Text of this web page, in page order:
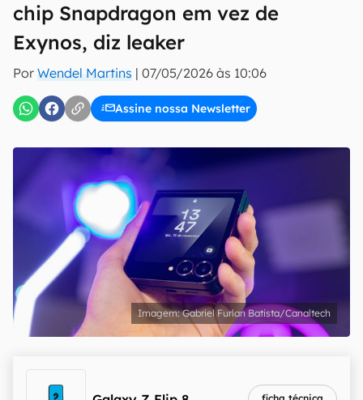
chip Snapdragon em vez de
Exynos, diz leaker
Por Wendel Martins | 07/05/2026 às 10:06
Assine nossa Newsletter
E-mail
inscreva-se
Uso e Política de Privacidade do Canaltech.
Gabriel Furlan Batista/Canaltech